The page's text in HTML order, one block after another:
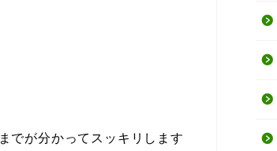
までが分かってスッキリします